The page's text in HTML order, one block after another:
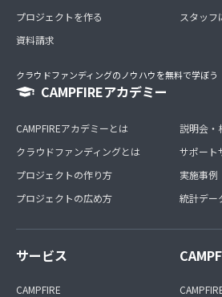
プロジェクトを作る
資料請求
スタッフ
クラウドファンディングのノウハウを無料で学ぼう
CAMPFIREアカデミー
CAMPFIREアカデミーとは
クラウドファンディングとは
プロジェクトの作り方
プロジェクトの広め方
説明会・
サポート
実施事例
統計デー
サービス
CAMPFIRE